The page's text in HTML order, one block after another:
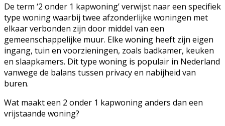
De term ‘2 onder 1 kapwoning’ verwijst naar een specifiek
type woning waarbij twee afzonderlijke woningen met
elkaar verbonden zijn door middel van een
gemeenschappelijke muur. Elke woning heeft zijn eigen
ingang, tuin en voorzieningen, zoals badkamer, keuken
en slaapkamers. Dit type woning is populair in Nederland
vanwege de balans tussen privacy en nabijheid van
buren.
Wat maakt een 2 onder 1 kapwoning anders dan een
vrijstaande woning?